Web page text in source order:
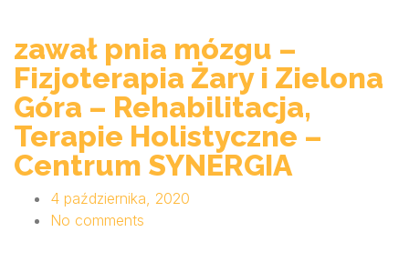
zawał pnia mózgu –
Fizjoterapia Żary i Zielona
Góra – Rehabilitacja,
Terapie Holistyczne –
Centrum SYNERGIA
4 października, 2020
No comments